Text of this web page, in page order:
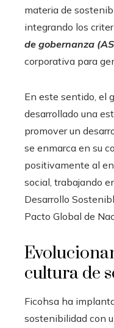
materia de
integrando los
de gobernanza
corporativa para
En este sentido, el
desarrollado una
promover un
se enmarca en su
positivamente al
social, trabajando
Desarrollo
Pacto Global de
cultura de
Ficohsa ha
sostenibilidad con